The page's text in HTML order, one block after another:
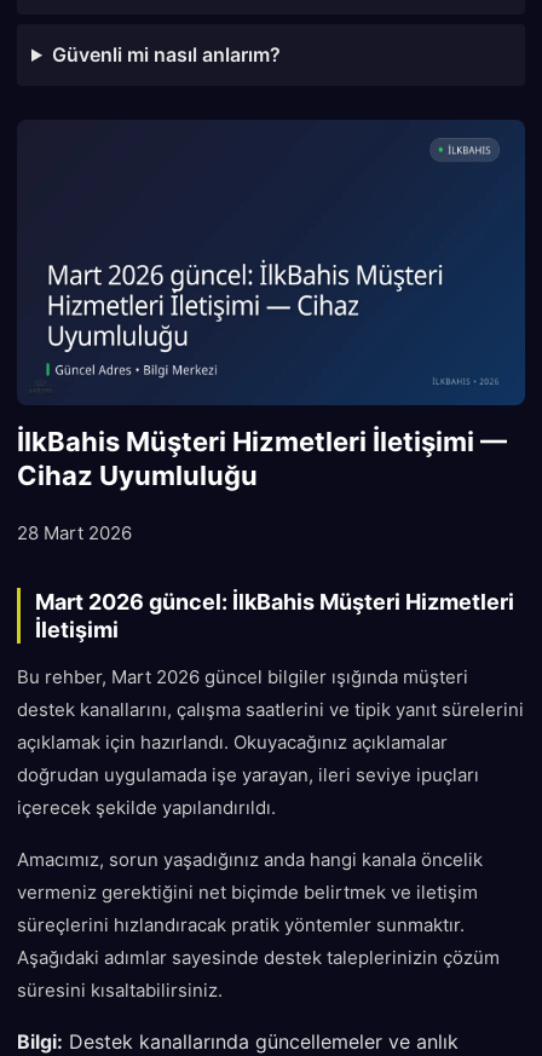
Güvenli mi nasıl anlarım?
İlkBahis Müşteri Hizmetleri İletişimi —
Cihaz Uyumluluğu
28 Mart 2026
Mart 2026 güncel: İlkBahis Müşteri Hizmetleri
İletişimi
Bu rehber, Mart 2026 güncel bilgiler ışığında müşteri
destek kanallarını, çalışma saatlerini ve tipik yanıt sürelerini
açıklamak için hazırlandı. Okuyacağınız açıklamalar
doğrudan uygulamada işe yarayan, ileri seviye ipuçları
içerecek şekilde yapılandırıldı.
Amacımız, sorun yaşadığınız anda hangi kanala öncelik
vermeniz gerektiğini net biçimde belirtmek ve iletişim
süreçlerini hızlandıracak pratik yöntemler sunmaktır.
Aşağıdaki adımlar sayesinde destek taleplerinizin çözüm
süresini kısaltabilirsiniz.
Bilgi: Destek kanallarında güncellemeler ve anlık